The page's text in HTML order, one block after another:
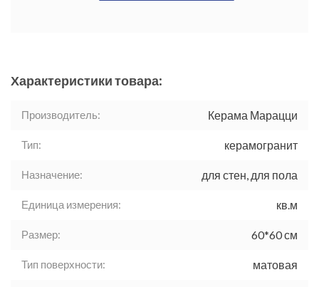
Характеристики товара:
Производитель: Керама Марацци
Тип: керамогранит
Назначение: для стен, для пола
Единица измерения: кв.м
Размер: 60*60 см
Тип поверхности: матовая